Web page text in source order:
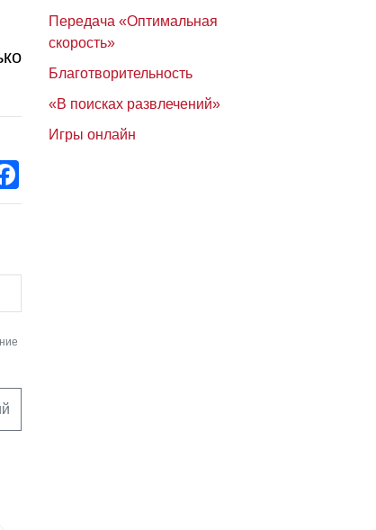
Facebook
Передача «Оптимальная
скорость»
Благотворительность
«В поисках развлечений»
Игры онлайн